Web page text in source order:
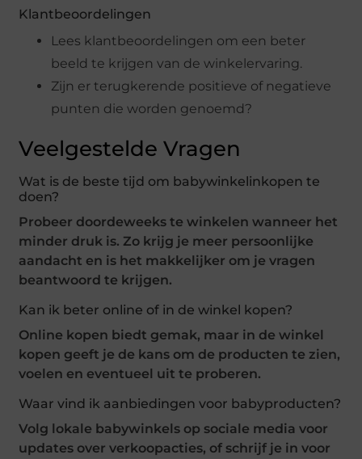
Klantbeoordelingen
Lees klantbeoordelingen om een beter
beeld te krijgen van de winkelervaring.
Zijn er terugkerende positieve of negatieve
punten die worden genoemd?
Veelgestelde Vragen
Wat is de beste tijd om babywinkelinkopen te
doen?
Probeer doordeweeks te winkelen wanneer het
minder druk is. Zo krijg je meer persoonlijke
aandacht en is het makkelijker om je vragen
beantwoord te krijgen.
Kan ik beter online of in de winkel kopen?
Online kopen biedt gemak, maar in de winkel
kopen geeft je de kans om de producten te zien,
voelen en eventueel uit te proberen.
Waar vind ik aanbiedingen voor babyproducten?
Volg lokale babywinkels op sociale media voor
updates over verkoopacties, of schrijf je in voor